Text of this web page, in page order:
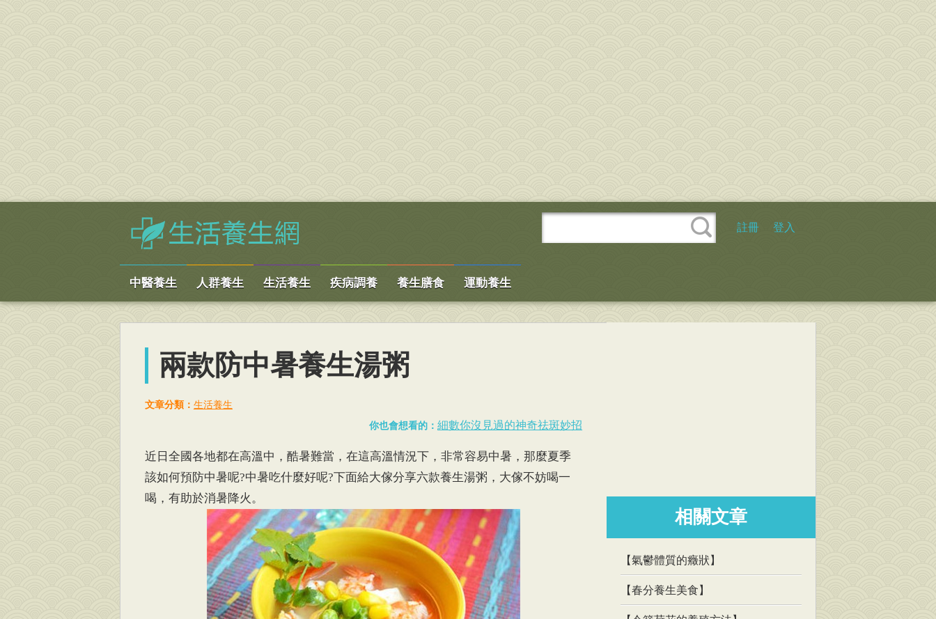
註冊 登入
中醫養生 人群養生 生活養生 疾病調養 養生膳食 運動養生
兩款防中暑養生湯粥
文章分類： 生活養生
你也會想看的：細數你沒見過的神奇祛斑妙招
近日全國各地都在高溫中，酷暑難當，在這高溫情況下，非常容易中暑，那麼夏季
該如何預防中暑呢?中暑吃什麼好呢?下面給大傢分享六款養生湯粥，大傢不妨喝一
喝，有助於消暑降火。
相關文章
【氣鬱體質的癥狀】
【春分養生美食】